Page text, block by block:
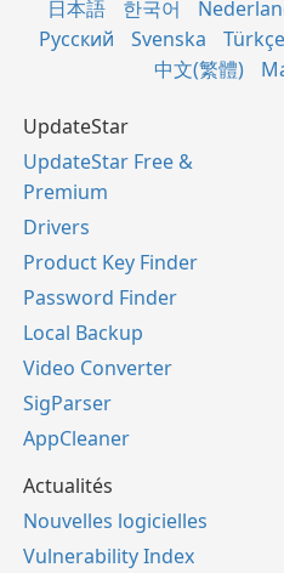
日本語
한국어
Русский
Svenska Türkçe
中文(繁體)
UpdateStar
UpdateStar Free &
Premium
Drivers
Product Key Finder
Password Finder
Local Backup
Video Converter
SigParser
AppCleaner
Actualités
Nouvelles logicielles
Vulnerability Index